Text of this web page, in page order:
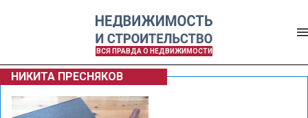
ВСЯ ПРАВДА О НЕДВИЖИМОСТИ
НИКИТА ПРЕСНЯКОВ